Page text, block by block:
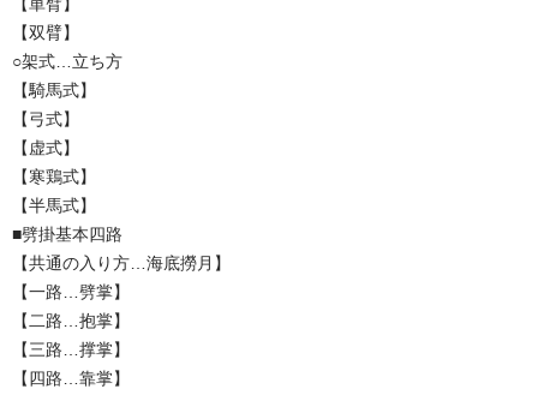
【双臂】
○架式…立ち方
【騎馬式】
【弓式】
【虚式】
【寒鶏式】
【半馬式】
■劈掛基本四路
【共通の入り方…海底撈月】
【一路…劈掌】
【二路…抱掌】
【三路…撑掌】
【四路…靠掌】